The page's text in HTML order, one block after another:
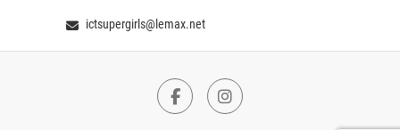
ictsupergirls@lemax.net
FacebookInstagram